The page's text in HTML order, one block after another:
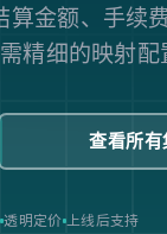
金额、手续
精细的映射配
查看所
透明定价 上线后支持